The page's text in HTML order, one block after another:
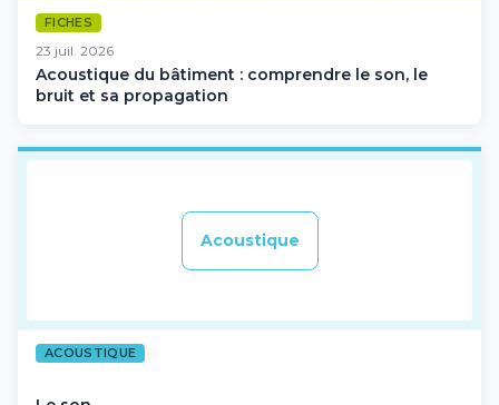
FICHES
23 juil. 2026
Acoustique du bâtiment : comprendre le son, le
bruit et sa propagation
Acoustique
ACOUSTIQUE